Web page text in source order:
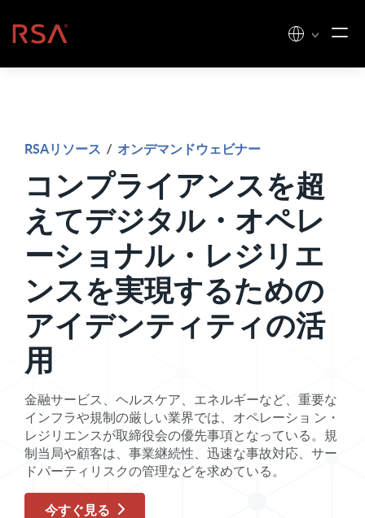
ホーム
RSAリソース / オンデマンドウェビナー
コンプライアンスを超
えてデジタル・オペレ
ーショナル・レジリエ
ンスを実現するための
アイデンティティの活
用
金融サービス、ヘルスケア、エネルギーなど、重要な
インフラや規制の厳しい業界では、オペレーショ ン・
レジリエンスが取締役会の優先事項となっている。規
制当局や顧客は、事業継続性、迅速な事故対応、サー
ドパーティリスクの管理などを求めている。
今すぐ見る